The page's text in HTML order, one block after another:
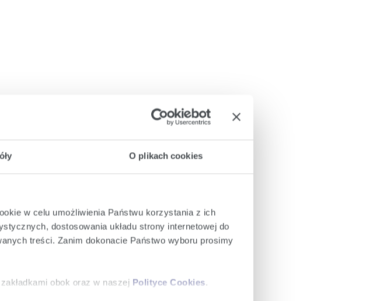
O plikach cookies
w celu umożliwienia Państwu korzystania z ich
dostosowania układu strony internetowej do
treści. Zanim dokonacie Państwo wyboru prosimy
obok oraz w naszej Polityce Cookies.